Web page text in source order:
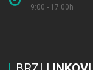
9:00 - 17:00h